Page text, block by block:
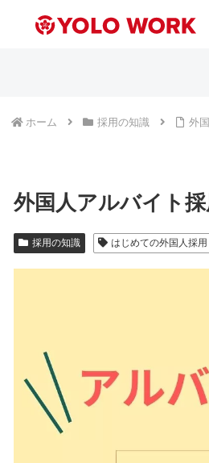
ホーム 採用の知識 外
外国人アルバイト
採用の知識 はじめての外国人採用